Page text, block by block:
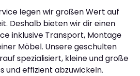
legen wir großen Wert auf
Deshalb bieten wir dir einen
inklusive Transport, Montage
Möbel. Unsere geschulten
spezialisiert, kleine und große
und effizient abzuwickeln.